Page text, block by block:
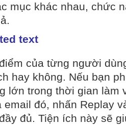
mục khác nhau, chức
text
của từng người
hay không. Nếu bạn
lớn trong thời gian làm
email đó, nhấn Replay
đủ. Tiện ích này sẽ